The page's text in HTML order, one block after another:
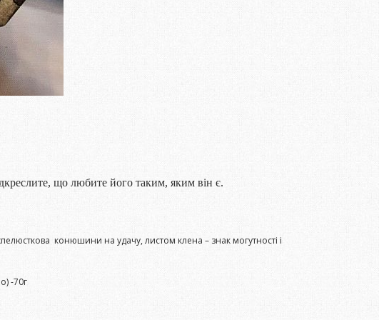
що любите його таким, яким він є.
конюшини на удачу, листом клена – знак могутності і
-70г